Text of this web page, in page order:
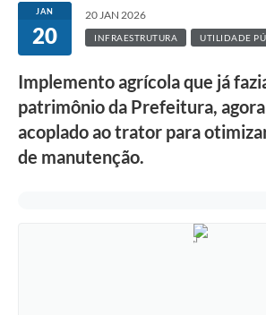
JAN
20
20 JAN 2026
INFRAESTRUTURA UTILIDADE
Implemento agrícola que já
patrimônio da Prefeitura,
acoplado ao trator para
de manutenção.